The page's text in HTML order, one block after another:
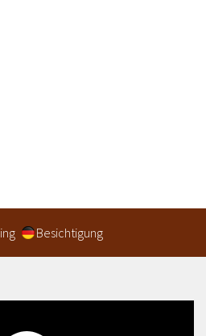
Besichtigung